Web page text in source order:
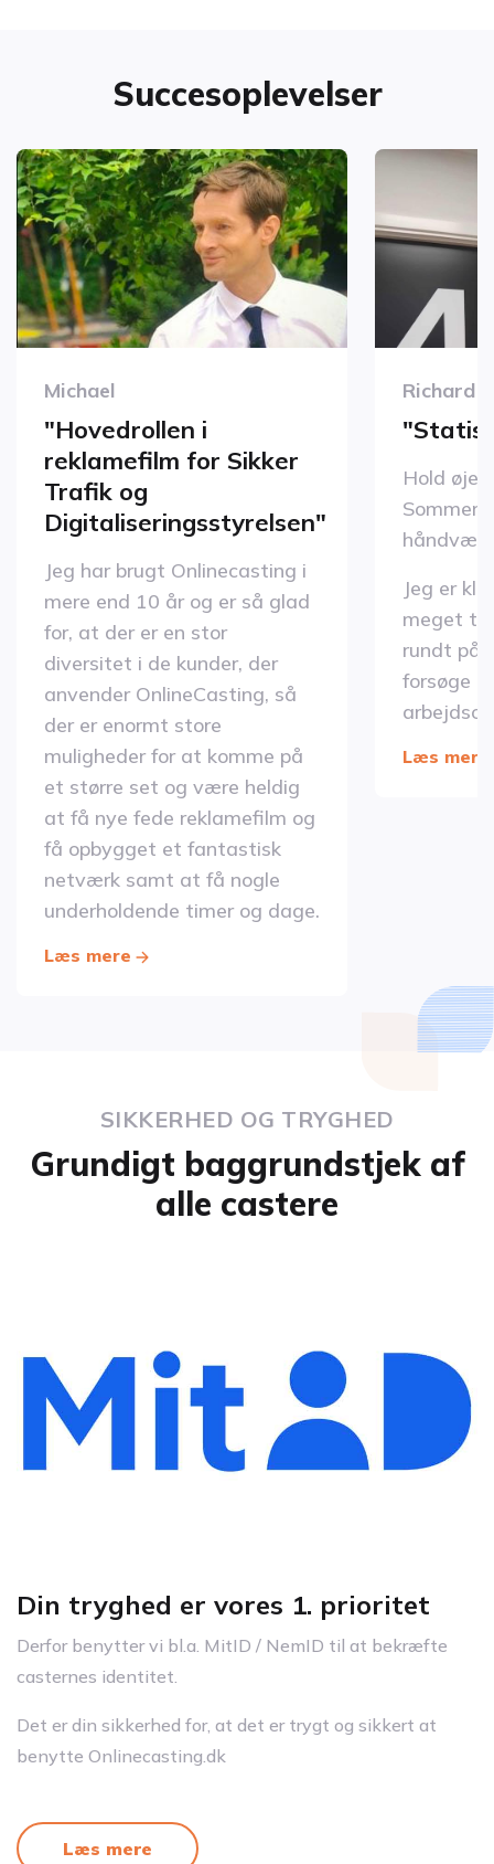
Succesoplevelser
Michael
"Hovedrollen i
reklamefilm for Sikker
Trafik og
Digitaliseringsstyrelsen"
Jeg har brugt Onlinecasting i
mere end 10 år og er så glad
for, at der er en stor
diversitet i de kunder, der
anvender OnlineCasting, så
der er enormt store
muligheder for at komme på
et større set og være heldig
at få nye fede reklamefilm og
få opbygget et fantastisk
netværk samt at få nogle
underholdende timer og dage.
Læs mere
Richard
Hold øje
Jeg er
meget
rundt på
forsøge
Læs mere
SIKKERHED OG TRYGHED
Grundigt baggrundstjek af
alle castere
Din tryghed er vores 1. prioritet
Derfor benytter vi bl.a. MitID / NemID til at bekræfte
casternes identitet.
Det er din sikkerhed for, at det er trygt og sikkert at
benytte Onlinecasting.dk
Læs mere